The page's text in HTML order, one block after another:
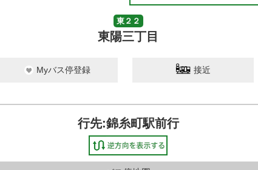
東２２
東陽三丁目
Myバス停登録 接近
行先:錦糸町駅前行